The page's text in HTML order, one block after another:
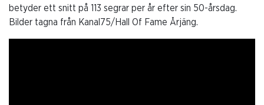
betyder ett snitt på 113 segrar per år efter sin 50-årsdag.
Bilder tagna från Kanal75/Hall Of Fame Årjäng.